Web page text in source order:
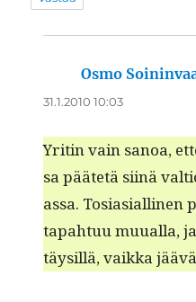
Osmo
31.1.2010 10:03
Yritin vain sanoa,
sa päätetä siinä
as­sa.
tapah­tuu muual­la,
täysil­lä, vaik­ka